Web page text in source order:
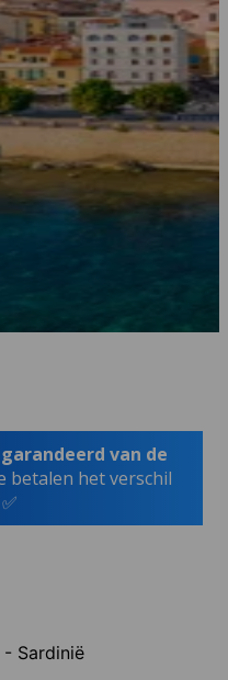
van de
betalen het verschil
Sardinië